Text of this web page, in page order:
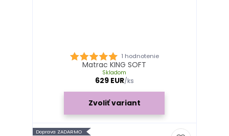
1 hodnotenie
Matrac KING SOFT
629 EUR/ks
Skladom
Zvoliť variant
Doprava ZADARMO